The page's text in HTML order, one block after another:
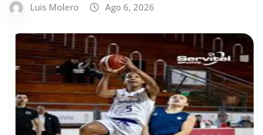
Luis Molero Ago 6, 2026